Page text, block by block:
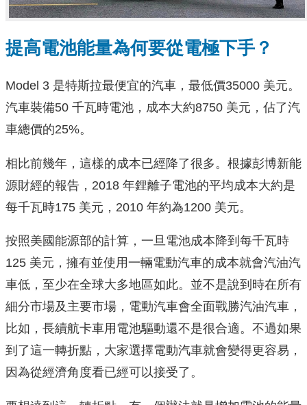
提高電池能量為何要從電極下手？
Model 3 是特斯拉最便宜的汽車，最低價35000 美元。
汽車裝備50 千瓦時電池，成本大約8750 美元，佔了汽
車總價的25%。
相比前幾年，這樣的成本已經降了很多。根據彭博新能
源財經的報告，2018 年鋰離子電池的平均成本大約是
每千瓦時175 美元，2010 年約為1200 美元。
按照美國能源部的計算，一旦電池成本降到每千瓦時
125 美元，擁有並使用一輛電動汽車的成本就會汽油汽
車低，至少在全球大多地區如此。並不是說到時在所有
細分市場及主要市場，電動汽車會全面戰勝汽油汽車，
比如，長續航卡車用電池驅動還不是很合適。不過如果
到了這一轉折點，大家選擇電動汽車就會變得更容易，
因為從經濟角度看已經可以接受了。